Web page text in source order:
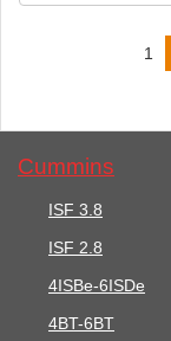
02937562
В корзину
1
Cummins
ISF 3.8
ISF 2.8
4ISBe-6ISDe
4BT-6BT